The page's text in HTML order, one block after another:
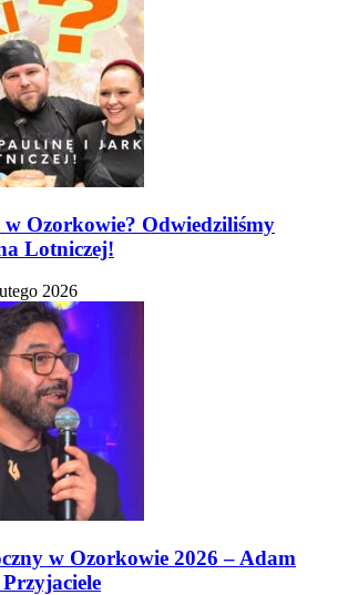
w Ozorkowie? Odwiedziliśmy
Lotniczej!
2026
w Ozorkowie 2026 – Adam